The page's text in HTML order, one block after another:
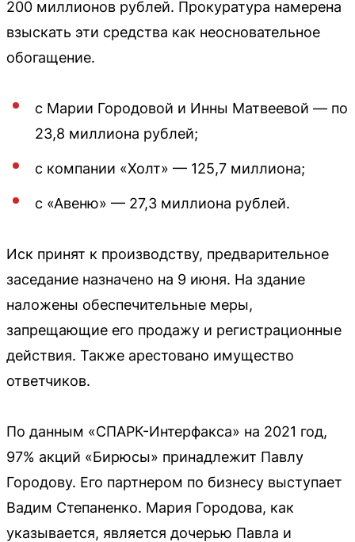
200 миллионов рублей. Прокуратура намерена
взыскать эти средства как неосновательное
обогащение.
с Марии Городовой и Инны Матвеевой — по
23,8 миллиона рублей;
с компании «Холт» — 125,7 миллиона;
с «Авеню» — 27,3 миллиона рублей.
Иск принят к производству, предварительное
заседание назначено на 9 июня. На здание
наложены обеспечительные меры,
запрещающие его продажу и регистрационные
действия. Также арестовано имущество
ответчиков.
По данным «СПАРК-Интерфакса» на 2021 год,
97% акций «Бирюсы» принадлежит Павлу
Городову. Его партнером по бизнесу выступает
Вадим Степаненко. Мария Городова, как
указывается, является дочерью Павла и